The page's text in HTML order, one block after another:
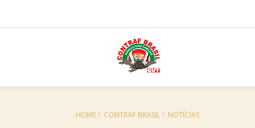
HOME CONTRAF BRASIL NOTÍCIAS